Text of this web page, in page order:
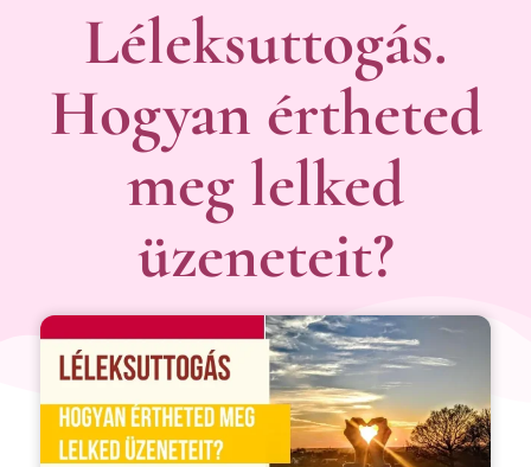
Léleksuttogás.
Hogyan értheted
meg lelked
üzeneteit?